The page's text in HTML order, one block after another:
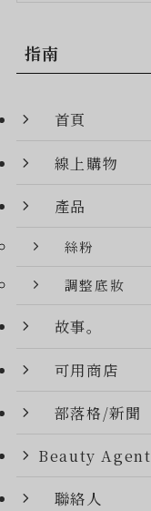
指南
首頁
線上購物
產品
絲粉
調整底妝
故事。
可用商店
部落格/新聞
Beauty Agent
聯絡人